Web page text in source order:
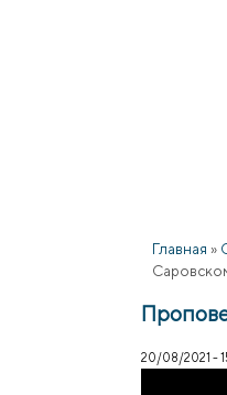
Главная »
20/08/2021 -